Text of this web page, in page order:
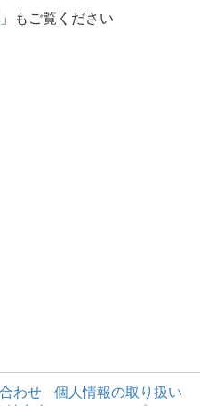
」もご覧ください
わせ
個人情報の取り扱い